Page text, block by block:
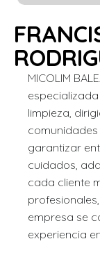
MICOLIM
limpieza,
comunidades
garantizar
cuidados,
cada cliente
empresa se
experiencia